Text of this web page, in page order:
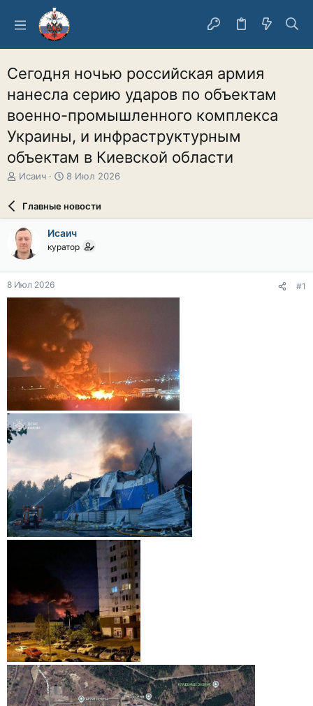
Сегодня ночью российская армия
нанесла серию ударов по объектам
военно-промышленного комплекса
Украины, и инфраструктурным
объектам в Киевской области
А
о
р
т
е
м
ы
Исаич
Д
а
а
ч
л
8 Июл 2026
Главные новости
Исаич
куратор
8 Июл 2026 #1